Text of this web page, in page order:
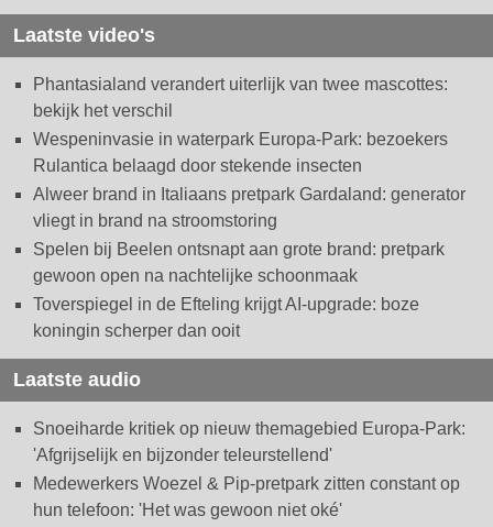
Laatste video's
Phantasialand verandert uiterlijk van twee mascottes:
bekijk het verschil
Wespeninvasie in waterpark Europa-Park: bezoekers
Rulantica belaagd door stekende insecten
Alweer brand in Italiaans pretpark Gardaland: generator
vliegt in brand na stroomstoring
Spelen bij Beelen ontsnapt aan grote brand: pretpark
gewoon open na nachtelijke schoonmaak
Toverspiegel in de Efteling krijgt AI-upgrade: boze
koningin scherper dan ooit
Laatste audio
Snoeiharde kritiek op nieuw themagebied Europa-Park:
'Afgrijselijk en bijzonder teleurstellend'
Medewerkers Woezel & Pip-pretpark zitten constant op
hun telefoon: 'Het was gewoon niet oké'